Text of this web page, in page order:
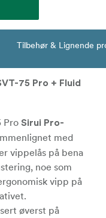
Tilbehør & Lignende
75 Pro + Fluid
Pro Sirui Pro-
med
vippelås på bena
noe som
vipp på
øverst på